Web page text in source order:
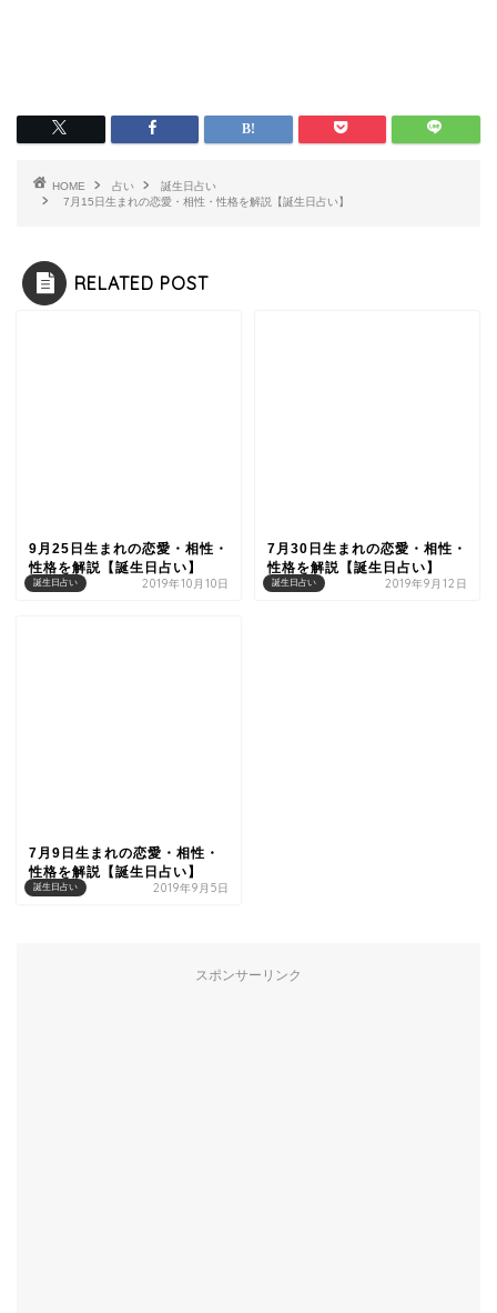
HOME 占い
誕生日占い
7月15日生まれの恋愛・相性・性格を解説【誕生日占い】
RELATED POST
誕生日占い
9月25日生まれの恋愛・相性・
性格を解説【誕生日占い】
2019年10月10日 誕生日占い
7月30日生まれの恋愛・相性・
性格を解説【誕生日占い】
2019年9月12日
誕生日占い
7月9日生まれの恋愛・相性・
性格を解説【誕生日占い】
2019年9月5日
スポンサーリンク